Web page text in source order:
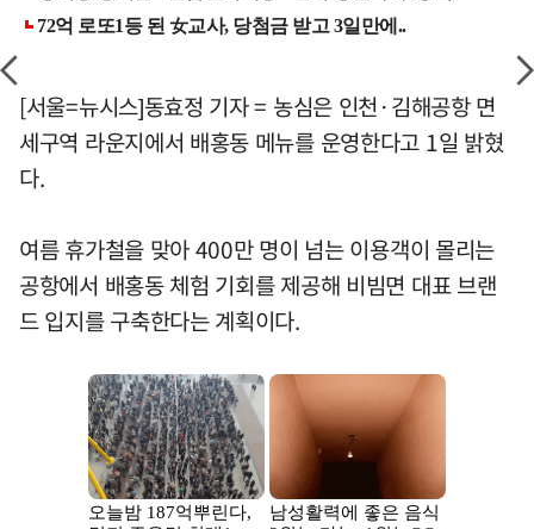
[서울=뉴시스]동효정 기자 = 농심은 인천·김해공항 면
세구역 라운지에서 배홍동 메뉴를 운영한다고 1일 밝혔
다.
여름 휴가철을 맞아 400만 명이 넘는 이용객이 몰리는
공항에서 배홍동 체험 기회를 제공해 비빔면 대표 브랜
드 입지를 구축한다는 계획이다.